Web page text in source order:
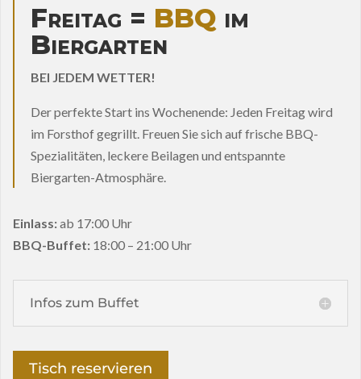
Freitag = BBQ im
Biergarten
BEI JEDEM WETTER!
Der perfekte Start ins Wochenende: Jeden Freitag wird
im Forsthof gegrillt. Freuen Sie sich auf frische BBQ-
Spezialitäten, leckere Beilagen und entspannte
Biergarten-Atmosphäre.
Einlass:ab 17:00 Uhr
BBQ-Buffet: 18:00 – 21:00 Uhr
Infos zum Buffet
Tisch reservieren